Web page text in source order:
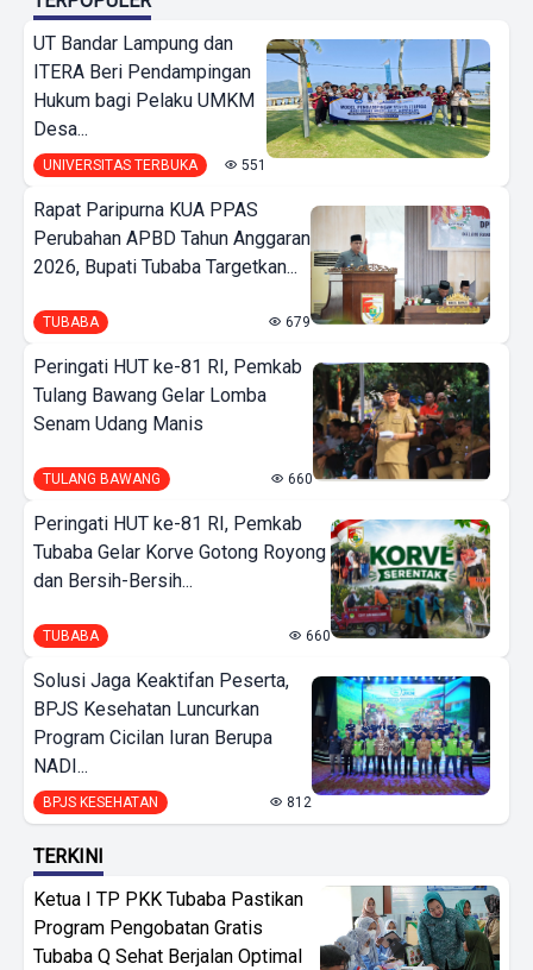
UT Bandar Lampung dan
ITERA Beri Pendampingan
Hukum bagi Pelaku UMKM
Desa...
UNIVERSITAS TERBUKA 551
Rapat Paripurna KUA PPAS
Perubahan APBD Tahun Anggaran
2026, Bupati Tubaba Targetkan...
TUBABA 679
Peringati HUT ke-81 RI, Pemkab
Tulang Bawang Gelar Lomba
Senam Udang Manis
TULANG BAWANG 660
Peringati HUT ke-81 RI, Pemkab
Tubaba Gelar Korve Gotong Royong
dan Bersih-Bersih...
TUBABA 660
Solusi Jaga Keaktifan Peserta,
BPJS Kesehatan Luncurkan
Program Cicilan Iuran Berupa
NADI...
BPJS KESEHATAN 812
TERKINI
Ketua I TP PKK Tubaba Pastikan
Program Pengobatan Gratis
Tubaba Q Sehat Berjalan Optimal